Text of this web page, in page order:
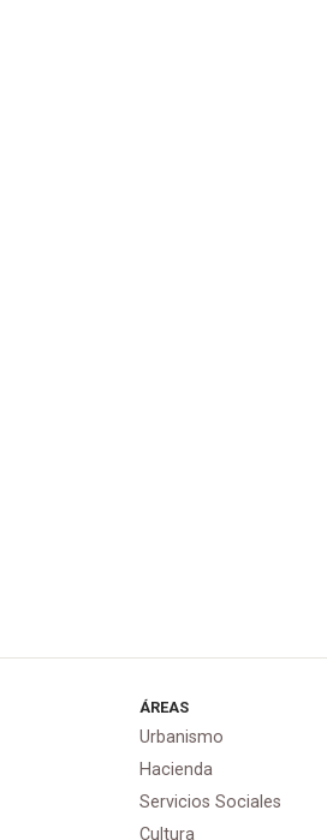
ÁREAS
Urbanismo
Hacienda
Servicios Sociales
Cultura